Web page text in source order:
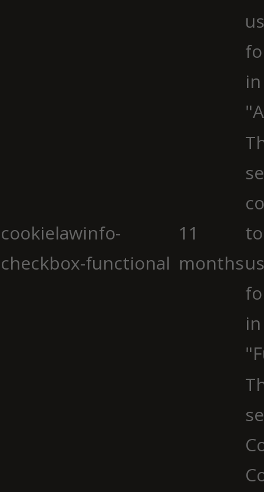
cookielawinfo-
checkbox-functional
11
months